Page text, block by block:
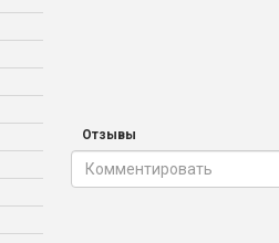
Отзывы